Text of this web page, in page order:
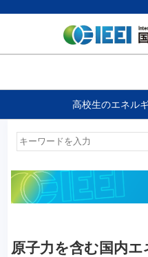
高校生のエネル
原子力を含む国内